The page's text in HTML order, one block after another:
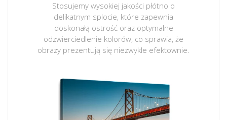
Stosujemy wysokiej jakości płótno o
delikatnym splocie, które zapewnia
doskonałą ostrość oraz optymalne
odzwierciedlenie kolorów, co sprawia, że
obrazy prezentują się niezwykle efektownie.